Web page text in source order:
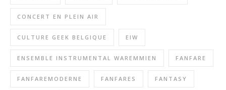
CONCERT EN PLEIN AIR
CULTURE GEEK BELGIQUE EIW
ENSEMBLE INSTRUMENTAL WAREMMIEN FANFARE
FANFAREMODERNE FANFARES FANTASY